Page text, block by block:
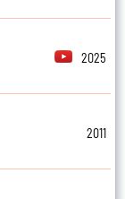
2025
2011